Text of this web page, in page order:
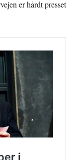
er hårdt presset